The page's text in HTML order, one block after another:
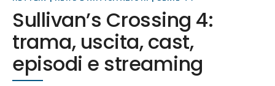
Sullivan’s Crossing 4:
trama, uscita, cast,
episodi e streaming